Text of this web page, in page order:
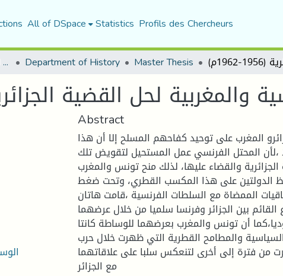
All of DSpace Statistics Profils des Chercheurs
Faculty of Humanities and Social Sciences Department of History Master Thesis
لحل القضية الجزائرية (1956-
Abstract
المغرب على توحيد كفاحهم المسلح إلا أن هذا
المحتل الفرنسي عمل المستحيل لتقويض تلك
والقضاء عليها، لذلك منح تونس والمغرب
الدولتين على هذا المكسب القطري، وتحت ضغط
الممضاة مع السلطات الفرنسية ،قامت هاتان
القائم بين الجزائر وفرنسا سلميا من خلال عرضهما
أن تونس والمغرب بعرضهما للوساطة كانتا
السياسية والمطامح القطرية التي ظهرت خلال حرب
من فترة إلى أخرى لتنعكس سلبا على علاقاتهما
مع الجزائر